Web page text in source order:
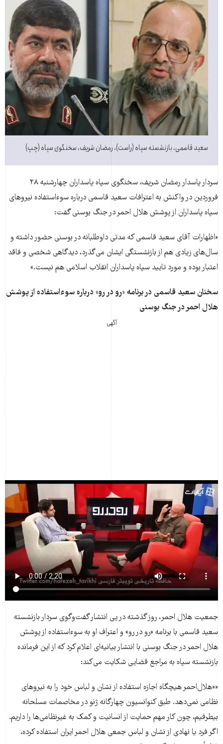
سعید قاسمی، بازنشسته سپاه (راست)، رمضان شریف، سخنگوی سپاه (چپ)
سردار پاسدار رمضان شریف، سخنگوی سپاه پاسداران چهارشنبه ۲۸
فروردین در واکنش به اعترافات سعید قاسمی درباره سوءاستفاده نیروهای
سپاه پاسداران از پوشش هلال احمر در جنگ بوسنی گفت:
«اظهارات آقای سعید قاسمی که مدتی داوطلبانه در بوسنی حضور داشته و
سال‌های زیادی هم از بازنشستگی ایشان می‌گذرد، دیدگاهی شخصی و فاقد
اعتبار بوده و مورد تایید سپاه پاسداران انقلاب اسلامی هم نیست.»
سخنان سعید قاسمی در برنامه «رو در رو» درباره سوءاستفاده از پوشش
هلال احمر در جنگ بوسنی
آگهی
جمعیت هلال احمر، روز گذشته در پی انتشار گفت‌وگوی سردار بازنشسته
سعید قاسمی با برنامه «رو در رو» و اعتراف او به سوءاستفاده از پوشش
هلال احمر در جنگ بوسنی با انتشار بیانیه‌ای اعلام کرد که از این فرمانده
بازنشسته سپاه به مراجع قضایی شکایت می‌کند:
««هلال‌احمر هیچگاه اجازه استفاده از نشان و لباس خود را به نیروهای
نظامی نمی‌دهد. طبق کنوانسیون چهارگانه ژنو در مخاصمات مسلحانه
بی‎طرفیم، چون کار مهم حمایت از انسانیت و کمک به غیرنظامی‌ها را داریم.
اگر فرد یا نهادی از نشان و لباس جمعی هلال احمر ایران استفاده کرده،